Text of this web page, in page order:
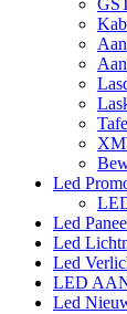
Led
Led
Led
Led
LED
Led